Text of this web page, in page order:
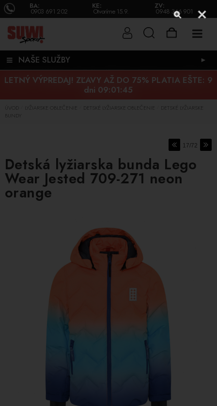
BA:
0903 691 202
KE:
Otvoríme 15.9.
ZV:
0948 346 901
NAŠE SLUŽBY ►
LETNÝ VÝPREDAJ! ZĽAVY AŽ DO 75% PLATIA EŠTE: 9
dni 09:01:44
ÚVOD LYŽIARSKE OBLEČENIE DETSKÉ LYŽIARSKE OBLEČENIE
DETSKÉ LYŽIARSKE
BUNDY
17/72
Detská lyžiarska bunda Lego
Wear Jested 709-271 neon
orange